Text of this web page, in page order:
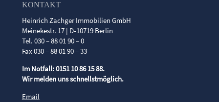
KONTAKT
Heinrich Zachger Immobilien GmbH
Meinekestr. 17 | D-10719 Berlin
Tel. 030 – 88 01 90 – 0
Fax 030 – 88 01 90 – 33
Im Notfall: 0151 10 86 15 88.
Wir melden uns schnellstmöglich.
Email